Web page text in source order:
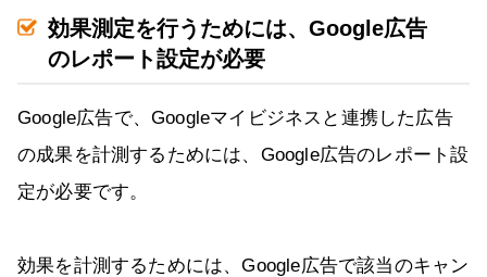
効果測定を行うためには、Google広告
のレポート設定が必要
Google広告で、Googleマイビジネスと連携した広告
の成果を計測するためには、Google広告のレポート設
定が必要です。
効果を計測するためには、Google広告で該当のキャン